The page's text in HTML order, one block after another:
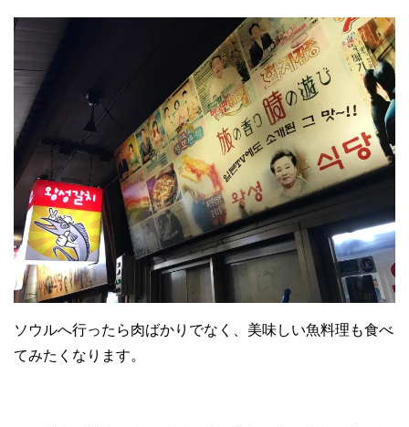
ソウルへ行ったら肉ばかりでなく、美味しい魚料理も食べ
てみたくなります。